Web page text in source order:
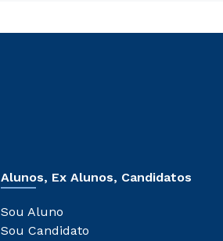
Alunos, Ex Alunos, Candidatos
Sou Aluno
Sou Candidato